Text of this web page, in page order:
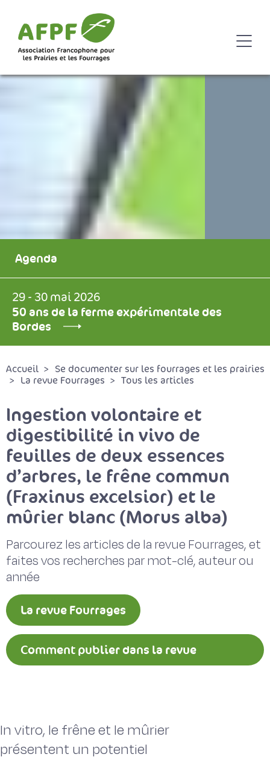
Agenda
29 - 30 mai 2026
50 ans de la ferme expérimentale des
Bordes
Accueil
Se documenter sur les fourrages et les prairies
La revue Fourrages
Tous les articles
Ingestion volontaire et
digestibilité in vivo de
feuilles de deux essences
d’arbres, le frêne commun
(Fraxinus excelsior) et le
mûrier blanc (Morus alba)
Parcourez les articles de la revue Fourrages, et
faites vos recherches par mot-clé, auteur ou
année
La revue Fourrages
Comment publier dans la revue
In vitro, le frêne et le mûrier
présentent un potentiel